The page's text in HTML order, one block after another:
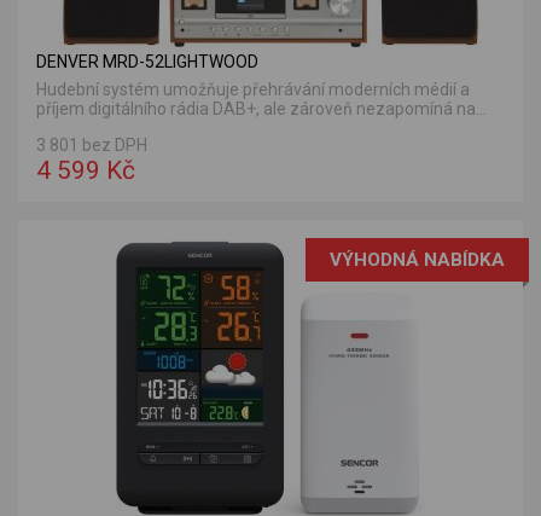
DENVER MRD-52LIGHTWOOD
Hudební systém umožňuje přehrávání moderních médií a
příjem digitálního rádia DAB+, ale zároveň nezapomíná na...
3 801 bez DPH
4 599 Kč
VÝHODNÁ NABÍDKA